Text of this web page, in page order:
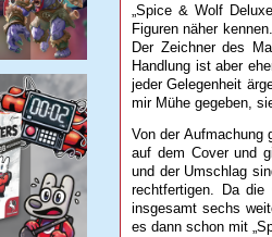
„Spice & Wolf
Figuren näher
Der Zeichner des
Handlung ist aber
jeder Gelegenheit
mir Mühe gegeben,
Von der Aufmachung
auf dem Cover und
und der Umschlag
rechtfertigen. Da
insgesamt sechs
es dann schon mit